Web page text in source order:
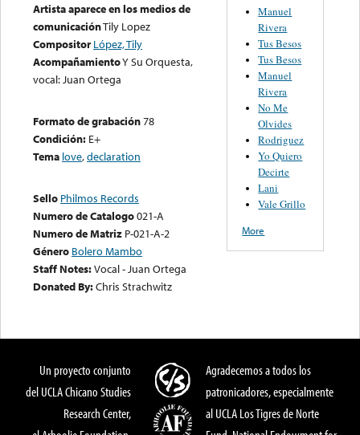
Artista aparece en los medios de
comunicaciónTily Lopez
Compositor López, Tily
AcompañamientoY Su Orquesta,
vocal: Juan Ortega
Formato de grabación78
Condición: E+
Tema love,declaration
Sello Philmos Records
Numero de Catalogo021-A
Numero de Matriz P-021-A-2
Género Bolero Mambo
Staff Notes:Vocal - Juan Ortega
Donated By:Chris Strachwitz
Manuel
Rivera
Tus Besos
Tus Besos
Manuel
Rivera
No Me
Olvides
Rodriguez
Yo Quiero
Decirte
Lani
Vale Grillo
More
Un proyecto conjunto
del UCLA Chicano Studies
Research Center,
Agradecemos a todos los
patronicadores, especialmente
al UCLA Los Tigres de Norte